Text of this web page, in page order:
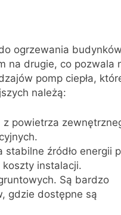
ogrzewania
na drugie, co pozwala
pomp ciepła,
należą:
powietrza
źródło energii
instalacji.
Są bardzo
gdzie dostępne są